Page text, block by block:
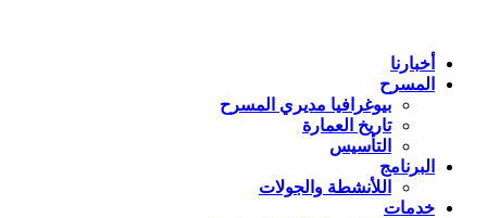
أخبارنا
المسرح
بيوغرافيا مديري المسرح
تاريخ العمارة
التأسيس
البرنامج
اللأنشطة والجولات
خدمات